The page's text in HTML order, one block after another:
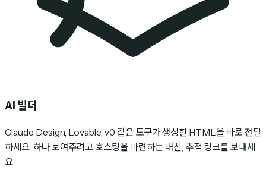
AI 빌더
Claude Design, Lovable, v0 같은 도구가 생성한 HTML을 바로 전달
하세요. 하나 보여주려고 호스팅을 마련하는 대신, 추적 링크를 보내세
요.